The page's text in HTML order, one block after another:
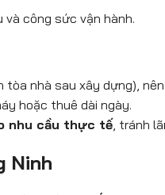
và công sức vận hành.
tòa nhà sau xây dựng),
hoặc thuê dài ngày.
nhu cầu thực tế, tránh
Ninh